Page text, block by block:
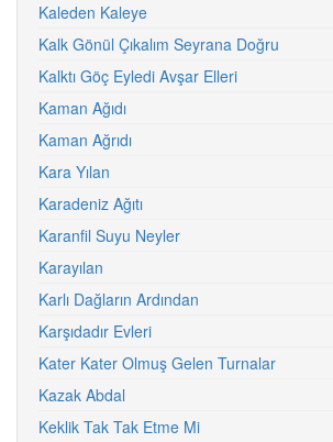
Kaleden Kaleye
Kalk Gönül Çıkalım Seyrana Doğru
Kalktı Göç Eyledi Avşar Elleri
Kaman Ağıdı
Kaman Ağrıdı
Kara Yılan
Karadeniz Ağıtı
Karanfil Suyu Neyler
Karayılan
Karlı Dağların Ardından
Karşıdadır Evleri
Kater Kater Olmuş Gelen Turnalar
Kazak Abdal
Keklik Tak Tak Etme Mi